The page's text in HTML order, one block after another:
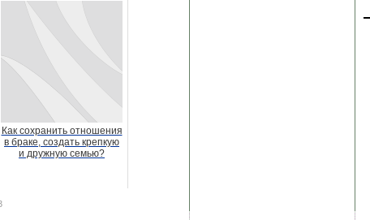
Как сохранить отношения
в браке, создать крепкую
и дружную семью?